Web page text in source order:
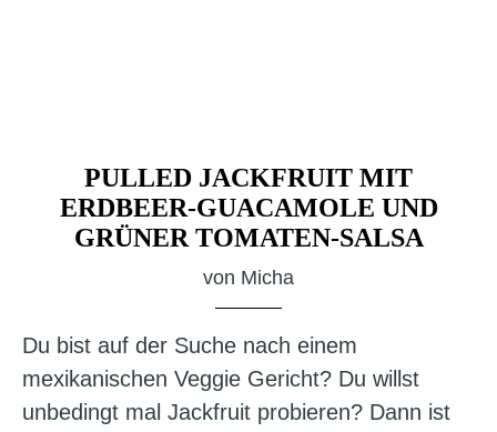
PULLED JACKFRUIT MIT
ERDBEER-GUACAMOLE UND
GRÜNER TOMATEN-SALSA
von Micha
Du bist auf der Suche nach einem
mexikanischen Veggie Gericht? Du willst
unbedingt mal Jackfruit probieren? Dann ist